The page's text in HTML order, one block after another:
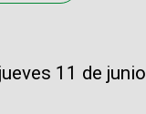
11 de junio